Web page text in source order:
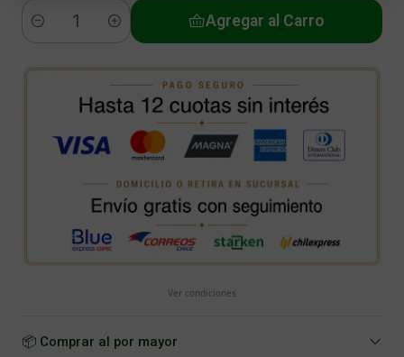
Cantidad
Agregar al Carro
Ver condiciones
📦 Comprar al por mayor